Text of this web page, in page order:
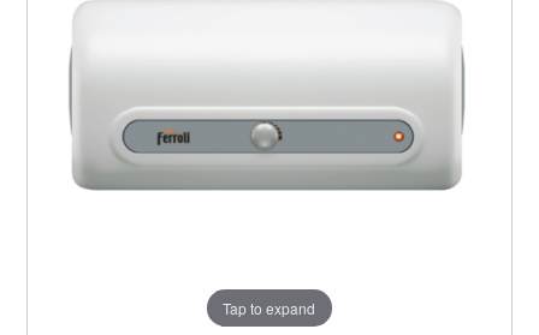
Tap to expand